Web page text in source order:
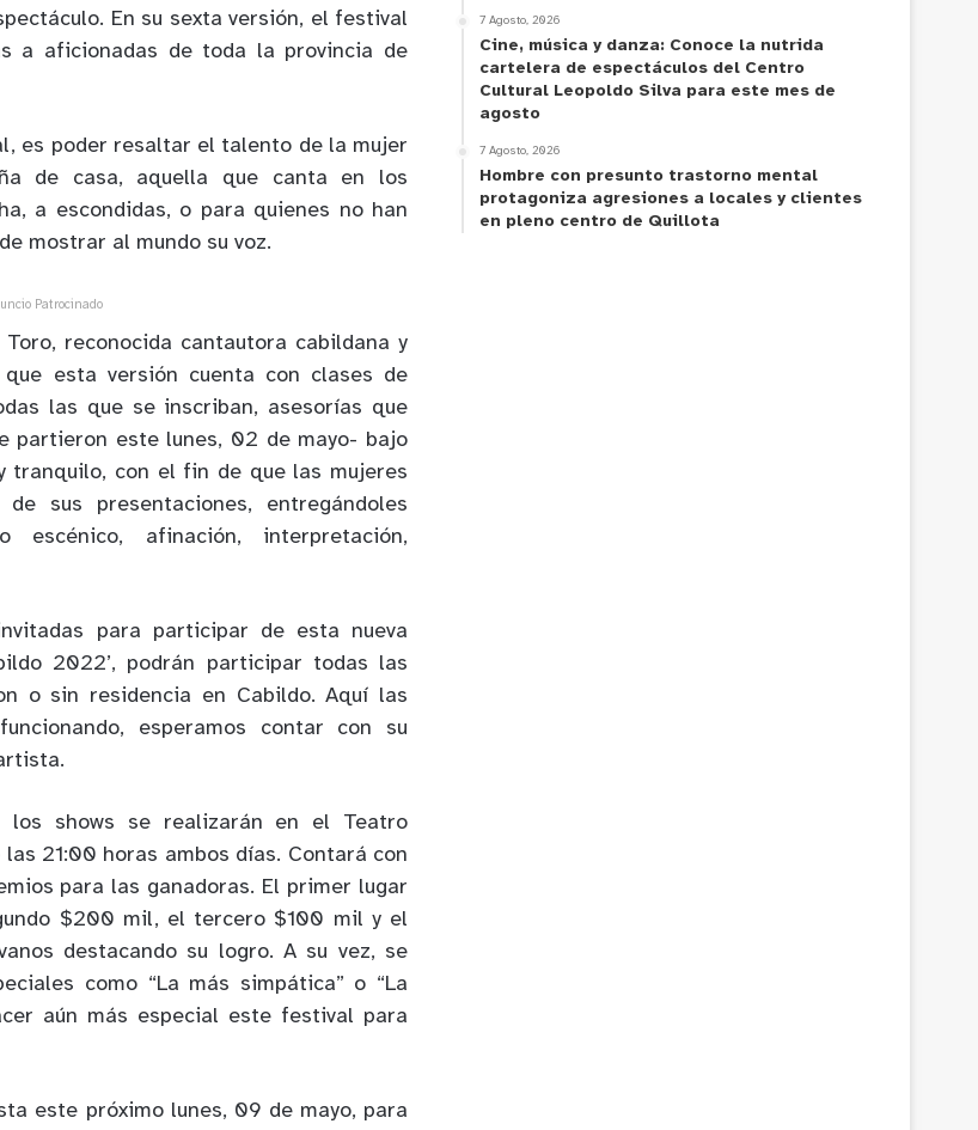
En su sexta versión, el festival
a aficionadas de toda la provincia de
es poder resaltar el talento de la mujer
de casa, aquella que canta en los
a escondidas, o para quienes no han
mostrar al mundo su voz.
Patrocinado
reconocida cantautora cabildana y
esta versión cuenta con clases de
las que se inscriban, asesorías que
partieron este lunes, 02 de mayo- bajo
tranquilo, con el fin de que las mujeres
sus presentaciones, entregándoles
escénico, afinación, interpretación,
para participar de esta nueva
2022’, podrán participar todas las
o sin residencia en Cabildo. Aquí las
esperamos contar con su
los shows se realizarán en el Teatro
21:00 horas ambos días. Contará con
para las ganadoras. El primer lugar
$200 mil, el tercero $100 mil y el
destacando su logro. A su vez, se
como “La más simpática” o “La
aún más especial este festival para
este próximo lunes, 09 de mayo, para
7 Agosto, 2026
Cine, música y danza: Conoce la nutrida
cartelera de espectáculos del Centro
Cultural Leopoldo Silva para este mes de
agosto
7 Agosto, 2026
Hombre con presunto trastorno mental
protagoniza agresiones a locales y clientes
en pleno centro de Quillota